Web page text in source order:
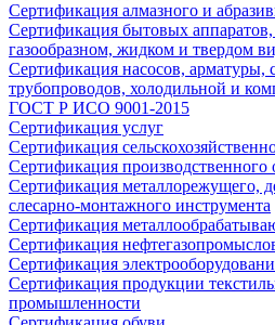
Сертификация алмазного и
Сертификация бытовых
газообразном, жидком и твердом
Сертификация насосов, арматуры,
трубопроводов, холодильной и
ГОСТ Р ИСО 9001-2015
Сертификация услуг
Сертификация
Сертификация производственного
Сертификация металлорежущего,
слесарно-монтажного инструмента
Сертификация
Сертификация
Сертификация
Сертификация продукции
промышленности